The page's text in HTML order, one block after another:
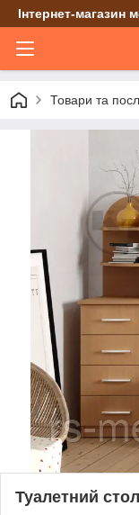
Інтернет-магазин
Товари та
Туалетний